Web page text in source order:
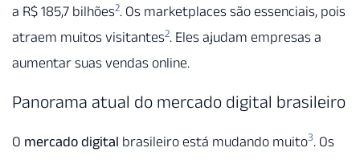
a R$ 185,7 bilhões2. Os marketplaces são essenciais, pois
atraem muitos visitantes2. Eles ajudam empresas a
aumentar suas vendas online.
Panorama atual do mercado digital brasileiro
O mercado digital brasileiro está mudando muito3. Os